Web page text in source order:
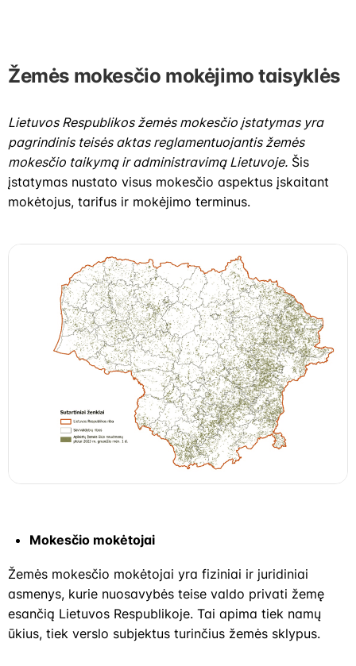
Žemės mokesčio mokėjimo taisyklės
Lietuvos Respublikos žemės mokesčio įstatymas yra
pagrindinis teisės aktas reglamentuojantis žemės
mokesčio taikymą ir administravimą Lietuvoje. Šis
įstatymas nustato visus mokesčio aspektus įskaitant
mokėtojus, tarifus ir mokėjimo terminus.
Mokesčio mokėtojai
Žemės mokesčio mokėtojai yra fiziniai ir juridiniai
asmenys, kurie nuosavybės teise valdo privati žemę
esančią Lietuvos Respublikoje. Tai apima tiek namų
ūkius, tiek verslo subjektus turinčius žemės sklypus.